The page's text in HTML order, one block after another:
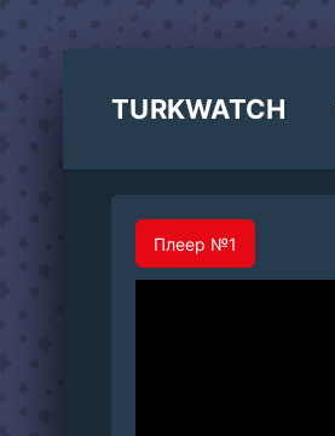
TURKWATCH
Плеер №1